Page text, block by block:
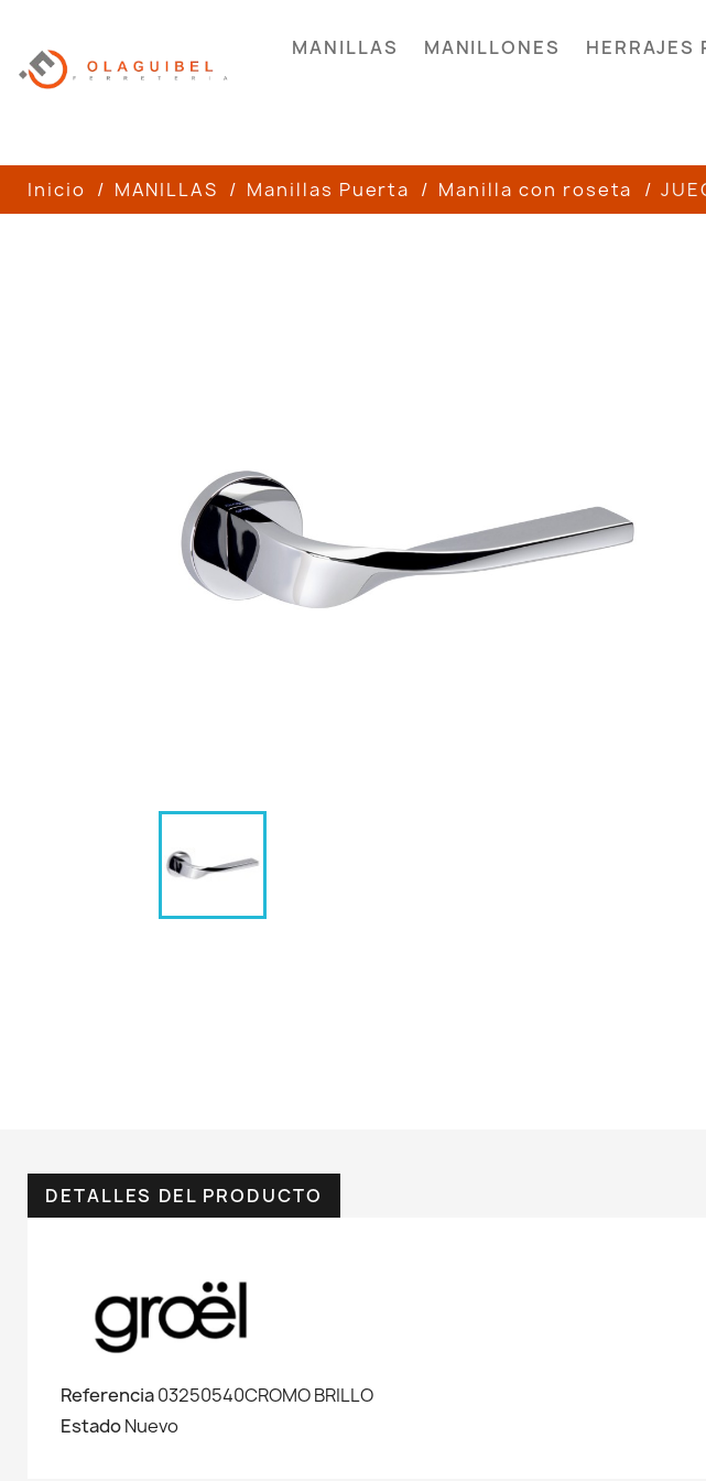
MANILLAS MANILLONES HERRAJES
Inicio MANILLAS Manillas Puerta Manilla con roseta
DETALLES DEL PRODUCTO
Referencia03250540CROMO BRILLO
EstadoNuevo